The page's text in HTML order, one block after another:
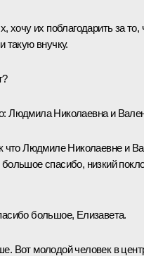
хочу их поблагодарить за то,
такую внучку.
Людмила Николаевна и
что Людмиле Николаевне и
спасибо, низкий
большое, Елизавета.
Вот молодой человек в